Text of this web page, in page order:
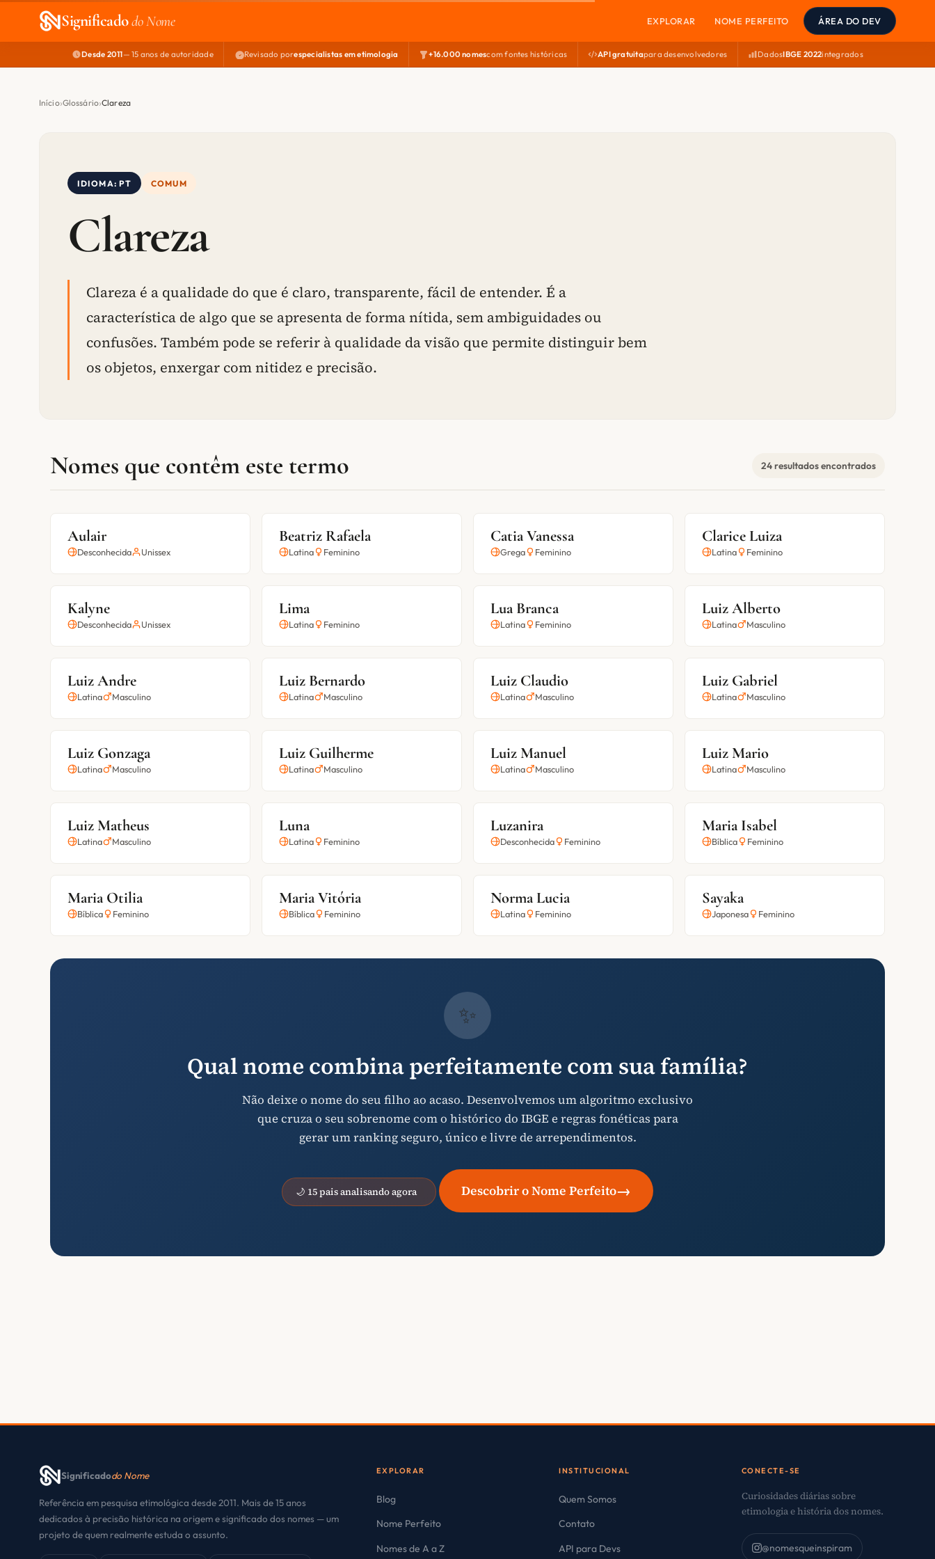
Significadodo Nome EXPLORAR NOME PERFEITO ÁREA DO DEV
Desde 2011— 15 anos de autoridade Revisado porespecialistas em etimologia +16.000 nomescom fontes históricas API gratuitapara desenvolvedores DadosIBGE 2022integrados
Início Glossário Clareza
IDIOMA: PT COMUM
Clareza
Clareza é a qualidade do que é claro, transparente, fácil de entender. É a
característica de algo que se apresenta de forma nítida, sem ambiguidades ou
confusões. Também pode se referir à qualidade da visão que permite distinguir bem
os objetos, enxergar com nitidez e precisão.
Nomes que contêm este termo 24 resultados encontrados
Aulair
Desconhecida Unissex
Beatriz Rafaela
Latina Feminino
Catia Vanessa
Grega Feminino
Clarice Luiza
Latina Feminino
Kalyne
Desconhecida Unissex
Lima
Latina Feminino
Lua Branca
Latina Feminino
Luiz Alberto
Latina Masculino
Luiz Andre
Latina Masculino
Luiz Bernardo
Latina Masculino
Luiz Claudio
Latina Masculino
Luiz Gabriel
Latina Masculino
Luiz Gonzaga
Latina Masculino
Luiz Guilherme
Latina Masculino
Luiz Manuel
Latina Masculino
Luiz Mario
Latina Masculino
Luiz Matheus
Latina Masculino
Luna
Latina Feminino
Luzanira
Desconhecida Feminino
Maria Isabel
Bíblica Feminino
Maria Otilia
Bíblica Feminino
Maria Vitória
Bíblica Feminino
Norma Lucia
Latina Feminino
Sayaka
Japonesa Feminino
✨
Qual nome combina perfeitamente com sua família?
Não deixe o nome do seu filho ao acaso. Desenvolvemos um algoritmo exclusivo
que cruza o seu sobrenome com o histórico do IBGE e regras fonéticas para
gerar um ranking seguro, único e livre de arrependimentos.
🌙 15 pais analisando agora Descobrir o Nome Perfeito→
Significadodo Nome
Referência em pesquisa etimológica desde 2011. Mais de 15 anos
dedicados à precisão histórica na origem e significado dos nomes — um
projeto de quem realmente estuda o assunto.
EXPLORAR
Blog
Nome Perfeito
Nomes de A a Z
INSTITUCIONAL
Quem Somos
Contato
API para Devs
CONECTE-SE
Curiosidades diárias sobre
etimologia e história dos nomes.
@nomesqueinspiram